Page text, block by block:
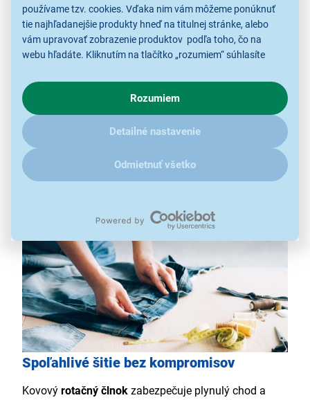
používame tzv. cookies. Vďaka nim vám môžeme ponúknuť
tie najhľadanejšie produkty hneď na titulnej stránke, alebo
vám upravovať zobrazenie produktov podľa toho, čo na
webu hľadáte. Kliknutím na tlačítko „rozumiem“ súhlasíte
o chovaní na webe pre zobrazovaní cielených reklám.
V prípade že vás zaujímajú detaily, ako u nás s cookies a
ďalšími údaji pracujeme, kliknitesem.
Rozumiem
Detailné nastavenie
Odmietnuť všetko
Šijací stroj Veritas JSA18 Jeans
18 programov a gombíková dierka
rýchlosť 800 stehov/min
voľné rameno
LED osvetlenie
Spoľahlivé šitie bez kompromisov
Kovový rotačný člnok zabezpečuje plynulý chod a